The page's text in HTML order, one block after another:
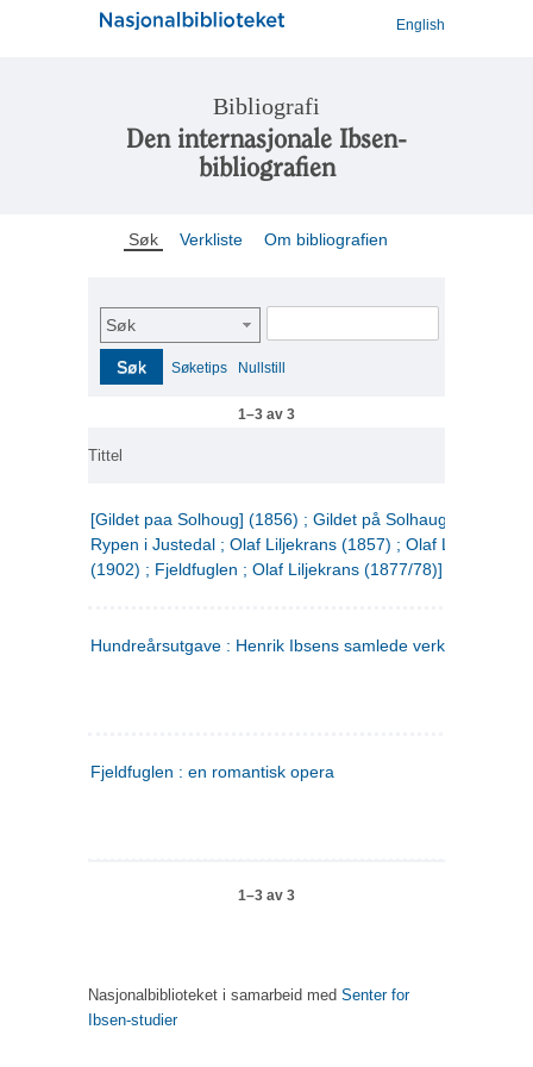
English
Bibliografi
Den internasjonale Ibsen-
bibliografien
Søk Verkliste Om bibliografien
Søk
Søk Søketips Nullstill
1–3 av 3
Tittel
[Gildet paa Solhoug] (1856) ; Gildet på Solhaug (1883) ;
Rypen i Justedal ; Olaf Liljekrans (1857) ; Olaf Liljekrans
(1902) ; Fjeldfuglen ; Olaf Liljekrans (1877/78)]
Hundreårsutgave : Henrik Ibsens samlede verker. 3
Fjeldfuglen : en romantisk opera
1–3 av 3
Nasjonalbiblioteket i samarbeid med Senter for
Ibsen-studier